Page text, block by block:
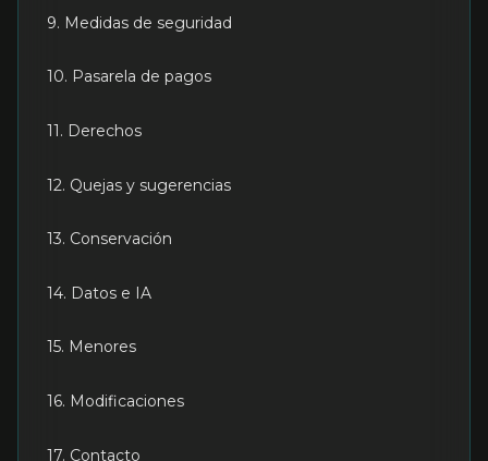
9. Medidas de seguridad
10. Pasarela de pagos
11. Derechos
12. Quejas y sugerencias
13. Conservación
14. Datos e IA
15. Menores
16. Modificaciones
17. Contacto